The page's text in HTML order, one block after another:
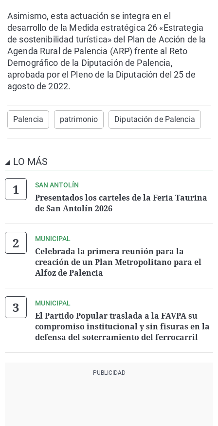
Asimismo, esta actuación se integra en el
desarrollo de la Medida estratégica 26 «Estrategia
de sostenibilidad turística» del Plan de Acción de la
Agenda Rural de Palencia (ARP) frente al Reto
Demográfico de la Diputación de Palencia,
aprobada por el Pleno de la Diputación del 25 de
agosto de 2022.
Palencia patrimonio Diputación de Palencia
LO MÁS
SAN ANTOLÍN
Presentados los carteles de la Feria Taurina
de San Antolín 2026
MUNICIPAL
Celebrada la primera reunión para la
creación de un Plan Metropolitano para el
Alfoz de Palencia
MUNICIPAL
El Partido Popular traslada a la FAVPA su
compromiso institucional y sin fisuras en la
defensa del soterramiento del ferrocarril